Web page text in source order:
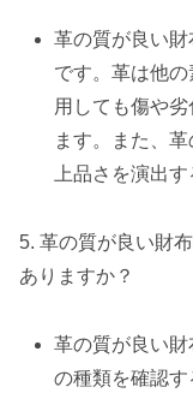
革の質が良い
です。革は他
用しても傷や
ます。また、
上品さを演出
5. 革の質が良い財
ありますか？
革の質が良い
の種類を確認